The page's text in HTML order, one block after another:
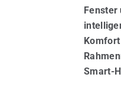
Fenster
Smart-